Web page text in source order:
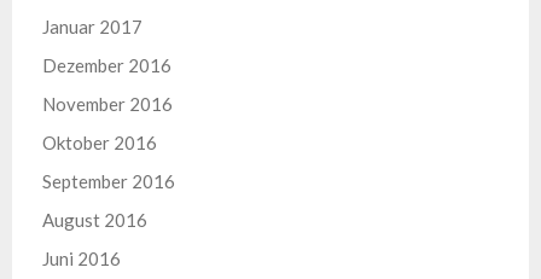
Januar 2017
Dezember 2016
November 2016
Oktober 2016
September 2016
August 2016
Juni 2016